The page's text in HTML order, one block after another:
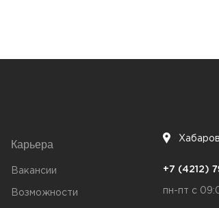
Карьера
Вакансии
Возможности
+7 (4212)
пн-пт с